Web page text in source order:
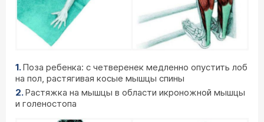
Поза ребенка: с четверенек медленно опустить лоб
на пол, растягивая косые мышцы спины
Растяжка на мышцы в области икроножной мышцы
и голеностопа